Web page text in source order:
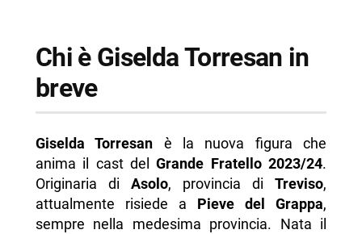
Chi è Giselda Torresan in
breve
Giselda Torresan è la nuova figura che
anima il cast delGrande Fratello 2023/24.
Originaria di Asolo, provincia diTreviso,
attualmente risiede a Pieve del Grappa,
sempre nella medesima provincia. Nata il